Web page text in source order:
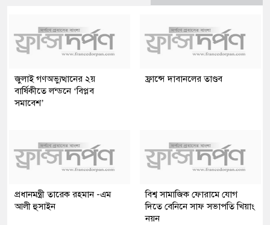
জুলাই গণঅভ্যুত্থানের ২য়
বার্ষিকীতে লন্ডনে ‘বিপ্লব
সমাবেশ’
ফ্রান্সে দাবানলের তাণ্ডব
প্রধানমন্ত্রী তারেক রহমান -এম
আলী হুসাইন
বিশ্ব সামাজিক ফোরামে যোগ
দিতে বেনিনে সাফ সভাপতি খিয়াং
নয়ন